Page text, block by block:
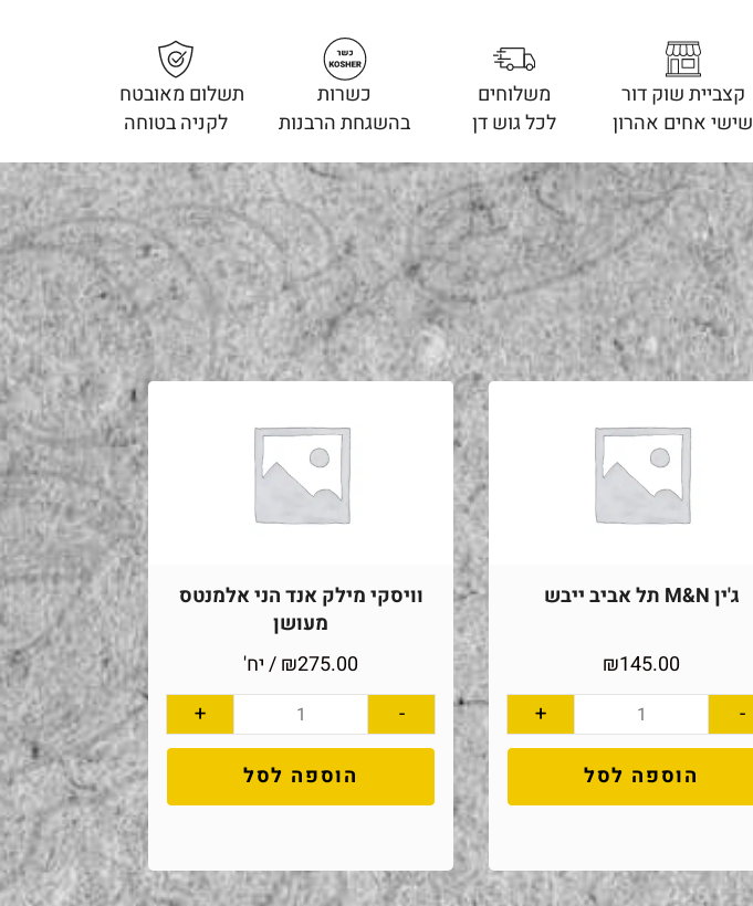
קצביית שוק דור
שישי אחים אהרון
משלוחים
לכל גוש דן
כשרות
בהשגחת הרבנות
תשלום מאובטח
לקניה בטוחה
ג'ין M&N תל אביב ייבש
₪145.00
-
+
הוספה לסל
וויסקי מילק אנד הני אלמנטס
מעושן
₪275.00 / יח'
-
+
הוספה לסל